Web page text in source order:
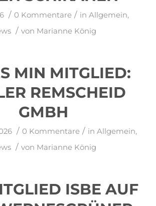
/ 0 Kommentare / inAllgemein,
/ von Marianne König
MIN MITGLIED:
REMSCHEID
GMBH
/ 0 Kommentare / in Allgemein,
/ von Marianne König
ISBE AUF